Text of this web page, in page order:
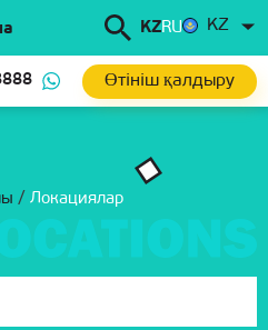
KZRU KZ
Өтініш қалдыру
/ Локациялар